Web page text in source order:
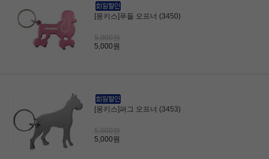
[몽키스]푸들 오프너 (3450)
5,000원
5,000원
[몽키스]퍼그 오프너 (3453)
5,000원
5,000원